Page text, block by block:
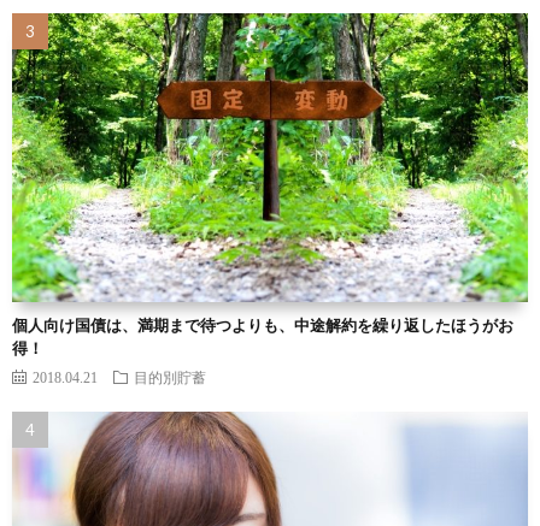
個人向け国債は、満期まで待つよりも、中途解約を繰り返したほうがお
得！
2018.04.21 目的別貯蓄